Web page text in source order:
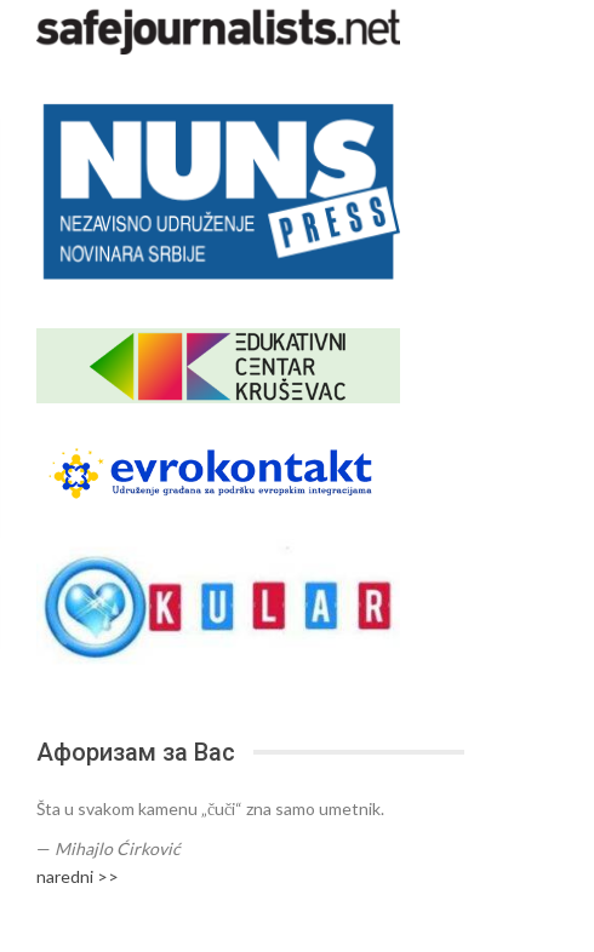
Афоризам за Вас
Šta u svakom kamenu „čuči“ zna samo umetnik.
— Mihajlo Ćirković
naredni >>